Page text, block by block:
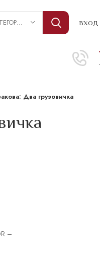
ВЫБРАТЬ КАТЕГОРИЮ ВХОД
Два грузовичка
–